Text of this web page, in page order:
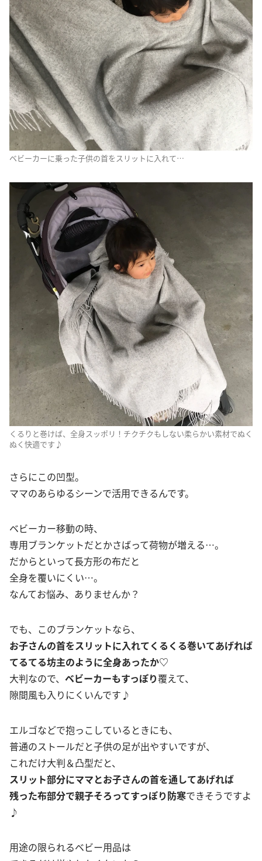
ベビーカーに乗った子供の首をスリットに入れて…
くるりと巻けば、全身スッポリ！チクチクもしない柔らかい素材でぬく
ぬく快適です♪
さらにこの凹型。
ママのあらゆるシーンで活用できるんです。
ベビーカー移動の時、
専用ブランケットだとかさばって荷物が増える…。
だからといって長方形の布だと
全身を覆いにくい…。
なんてお悩み、ありませんか？
でも、このブランケットなら、
お子さんの首をスリットに入れてくるくる巻いてあげれば
てるてる坊主のように全身あったか♡
大判なので、 ベビーカーもすっぽり覆えて、
隙間風も入りにくいんです♪
エルゴなどで抱っこしているときにも、
普通のストールだと子供の足が出やすいですが、
これだけ大判＆凸型だと、
スリット部分にママとお子さんの首を通してあげれば
残った布部分で親子そろってすっぽり防寒できそうですよ
♪
用途の限られるベビー用品は